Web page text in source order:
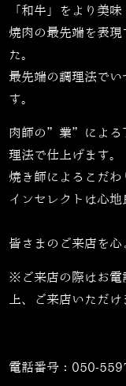
「和牛」をより美味
焼肉の最先端を表
た。
最先端の調理法で
す。
肉師の”業”による
理法で仕上げます。
焼き師によるこだ
インセレクトは心地
皆さまのご来店を心
※ご来店の際はお電
上、ご来店いただけ
電話番号： 050-